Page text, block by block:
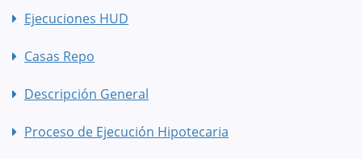
Ejecuciones HUD
Casas Repo
Descripción General
Proceso de Ejecución Hipotecaria